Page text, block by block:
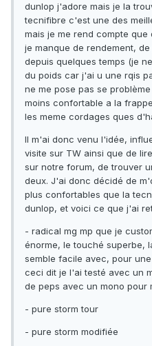
dunlop j'adore mais je la
tecnifibre c'est une des
mais je me rend compte
je manque de rendement,
depuis quelques temps (je
du poids car j'ai u une rqis
ne me pose pas se
moins confortable a la
les meme cordages ques
Il m'ai donc venu l'idée,
visite sur TW ainsi que de
sur notre forum, de trouver
deux. J'ai donc décidé de
plus confortables que la
dunlop, et voici ce que j'ai
- radical mg mp que je
énorme, le touché superbe,
semble facile avec, pour
ceci dit je l'ai testé avec un
de peps avec un mono pour
- pure storm tour
- pure storm modifiée